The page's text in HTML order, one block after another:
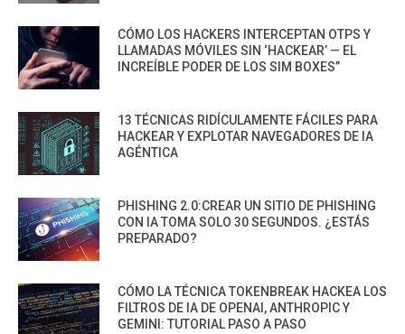
CÓMO LOS HACKERS INTERCEPTAN OTPS Y
LLAMADAS MÓVILES SIN ‘HACKEAR’ — EL
INCREÍBLE PODER DE LOS SIM BOXES”
13 TÉCNICAS RIDÍCULAMENTE FÁCILES PARA
HACKEAR Y EXPLOTAR NAVEGADORES DE IA
AGÉNTICA
PHISHING 2.0:CREAR UN SITIO DE PHISHING
CON IA TOMA SOLO 30 SEGUNDOS. ¿ESTÁS
PREPARADO?
CÓMO LA TÉCNICA TOKENBREAK HACKEA LOS
FILTROS DE IA DE OPENAI, ANTHROPIC Y
GEMINI: TUTORIAL PASO A PASO